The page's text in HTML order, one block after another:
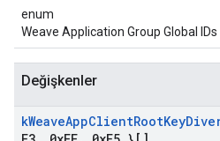
enum
Weave Application Group Global IDs
Değişkenler
kWeaveAppClientRootKey